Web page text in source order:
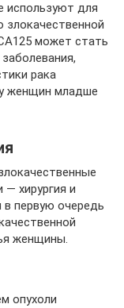
используют для
может стать
рака
женщин младше
хирургия и
в первую очередь
женщины.
опухоли